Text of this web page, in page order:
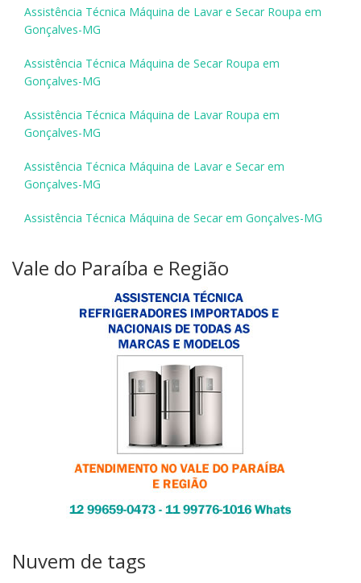
Assistência Técnica Máquina de Lavar e Secar Roupa em
Gonçalves-MG
Assistência Técnica Máquina de Secar Roupa em
Gonçalves-MG
Assistência Técnica Máquina de Lavar Roupa em
Gonçalves-MG
Assistência Técnica Máquina de Lavar e Secar em
Gonçalves-MG
Assistência Técnica Máquina de Secar em Gonçalves-MG
Vale do Paraíba e Região
Nuvem de tags